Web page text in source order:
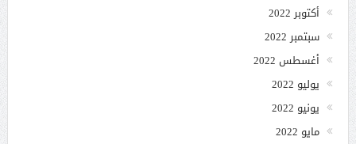
أكتوبر 2022
سبتمبر 2022
أغسطس 2022
يوليو 2022
يونيو 2022
مايو 2022